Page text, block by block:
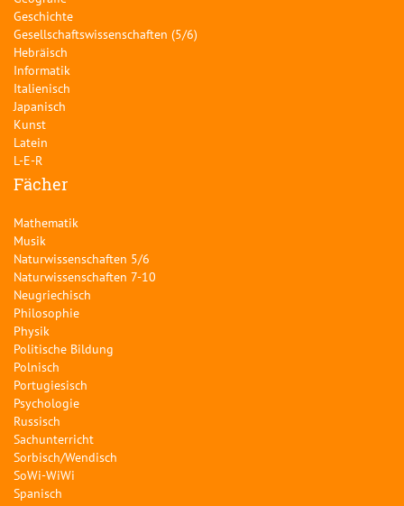
Geschichte
Gesellschaftswissenschaften (5/6)
Hebräisch
Informatik
Italienisch
Japanisch
Kunst
Latein
L-E-R
Fächer
Mathematik
Musik
Naturwissenschaften 5/6
Naturwissenschaften 7-10
Neugriechisch
Philosophie
Physik
Politische Bildung
Polnisch
Portugiesisch
Psychologie
Russisch
Sachunterricht
Sorbisch/Wendisch
SoWi-WiWi
Spanisch